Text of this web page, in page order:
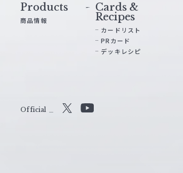
Products
商品情報
Cards &
Recipes
カードリスト
PRカード
デッキレシピ
Official
Y